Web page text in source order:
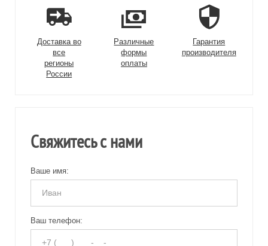
Доставка во
все
регионы
России
Различные
формы
оплаты
Гарантия
производителя
Свяжитесь с нами
Ваше имя:
Ваш телефон: